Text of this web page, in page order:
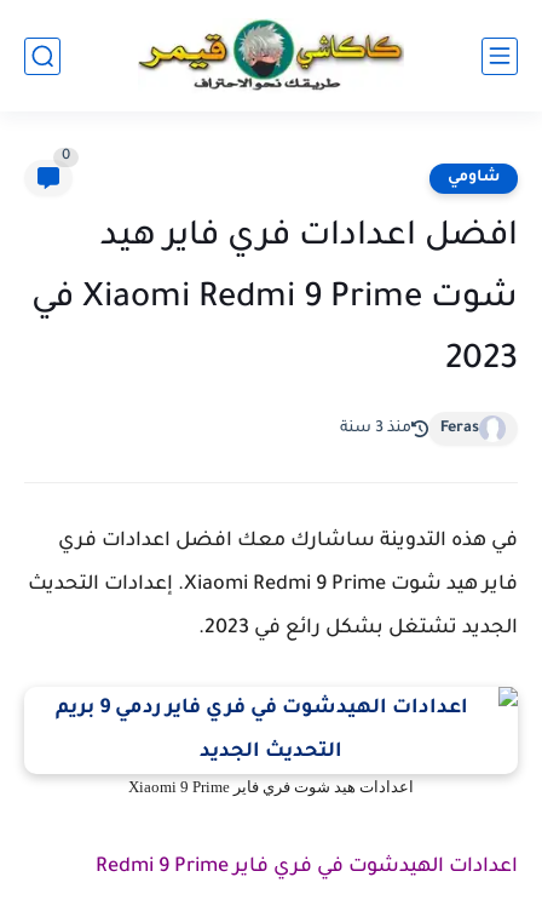
شاومي
0
افضل اعدادات فري فاير هيد
شوت Xiaomi Redmi 9 Prime في
2023
Feras منذ 3 سنة
في هذه التدوينة ساشارك معك افضل اعدادات فري
فاير هيد شوت Xiaomi Redmi 9 Prime. إعدادات التحديث
الجديد تشتغل بشكل رائع في 2023.
اعدادات هيد شوت فري فاير Xiaomi 9 Prime
اعدادات الهيدشوت في فري فاير Redmi 9 Prime